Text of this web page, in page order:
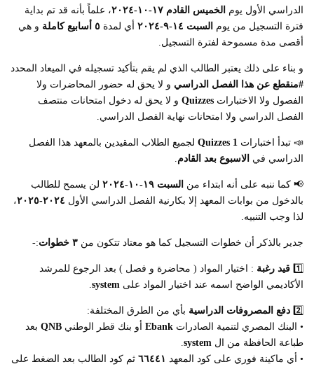
الدراسي الأول يوم الخميس القادم ١٧-١٠-٢٠٢٤
، علماً بأنه قد تم بداية
فترة التسجيل من يوم السبت ١٤-٩-٢٠٢٤ أي لمدة ٥ أسابيع كاملة
و هي
أقصى مدة مسموحة لفترة التسجيل.
و بناء على ذلك يعتبر الطالب الذي لم يقم بتأكيد تسجيله في الميعاد المحدد
#منقطع عن هذا الفصل الدراسي و لا يحق له حضور المحاضرات ولا
الفصول ولا الاختبارات Quizzes و لا يحق له دخول امتحانات منتصف
الفصل الدراسي ولا امتحانات نهاية الفصل الدراسي.
📣 تبدأ اختبارات Quizzes 1 لجميع الطلاب المقيدين بالمعهد هذا الفصل
الدراسي في الاسبوع بعد القادم.
📢 كما ننبه على أنه ابتداء من السبت ١٩-١٠-٢٠٢٤
لن يسمح للطالب
بالدخول من بوابات المعهد إلا بكارنية الفصل الدراسي الأول ٢٠٢٤-٢٠٢٥
،
لذا وجب التنبيه.
جدير بالذكر أن خطوات التسجيل كما هو معتاد تتكون من ٣ خطوات :-
1️⃣ قيد رغبة : اختيار المواد ( محاضرة و فصل ) بعد الرجوع للمرشد
الأكاديمي الواضح اسمه عند اختيار المواد على system
.
2️⃣ دفع المصروفات الدراسية بأي من الطرق المختلفة:
• البنك المصري لتنمية الصادرات Ebank أو بنك قطر الوطني QNB بعد
طباعة الحافظة من ال system
.
• أي ماكينة فوري على كود المعهد ٦٦٤٤١ ثم كود الطالب بعد الضغط على